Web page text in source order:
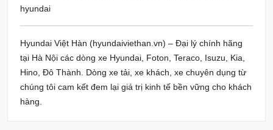
hyundai
Hyundai Việt Hàn (hyundaiviethan.vn) – Đại lý chính hãng
tại Hà Nội các dòng xe Hyundai, Foton, Teraco, Isuzu, Kia,
Hino, Đô Thành. Dòng xe tải, xe khách, xe chuyên dụng từ
chúng tôi cam kết đem lại giá trị kinh tế bền vững cho khách
hàng.